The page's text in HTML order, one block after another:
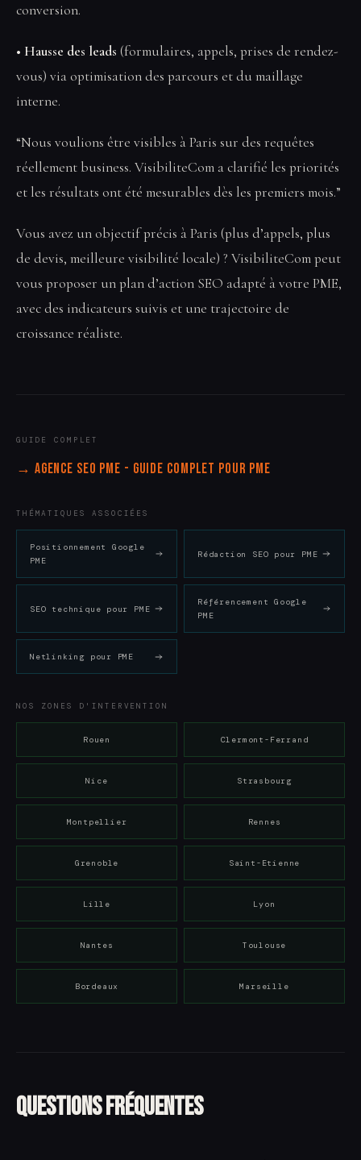
conversion.
• Hausse des leads (formulaires, appels, prises de rendez-
vous) via optimisation des parcours et du maillage
interne.
“Nous voulions être visibles à Paris sur des requêtes
réellement business. VisibiliteCom a clarifié les priorités
et les résultats ont été mesurables dès les premiers mois.”
Vous avez un objectif précis à Paris (plus d’appels, plus
de devis, meilleure visibilité locale) ? VisibiliteCom peut
vous proposer un plan d’action SEO adapté à votre PME,
avec des indicateurs suivis et une trajectoire de
croissance réaliste.
GUIDE COMPLET
→ Agence SEO PME - Guide complet pour PME
THÉMATIQUES ASSOCIÉES
Positionnement Google
PME
Rédaction SEO pour PME
SEO technique pour PME
Référencement Google
PME
Netlinking pour PME
NOS ZONES D'INTERVENTION
Rouen Clermont-Ferrand
Nice Strasbourg
Montpellier Rennes
Grenoble Saint-Etienne
Lille Lyon
Nantes Toulouse
Bordeaux Marseille
Questions fréquentes